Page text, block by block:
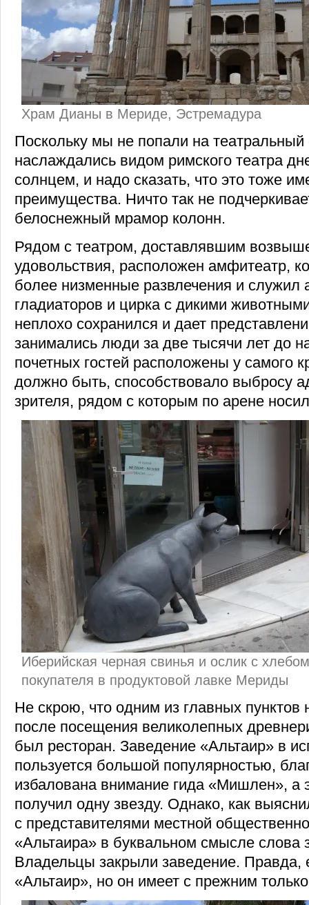
Храм Дианы в Мериде, Эстремадура
Поскольку мы не попали на
наслаждались видом римского театра
солнцем, и надо сказать, что это тоже
преимущества. Ничто так не
белоснежный мрамор колонн.
Рядом с театром, доставлявшим
удовольствия, расположен амфитеатр,
более низменные развлечения и служил
гладиаторов и цирка с дикими
неплохо сохранился и дает
занимались люди за две тысячи лет до
почетных гостей расположены у самого
должно быть, способствовало выбросу
зрителя, рядом с которым по арене
Иберийская черная свинья и ослик с
покупателя в продуктовой лавке Мериды
Не скрою, что одним из главных
после посещения великолепных
был ресторан. Заведение «Альтаир» в
пользуется большой популярностью,
избалована внимание гида «Мишлен», а
получил одну звезду. Однако, как
с представителями местной
«Альтаира» в буквальном смысле слова
Владельцы закрыли заведение. Правда,
«Альтаир», но он имеет с прежним